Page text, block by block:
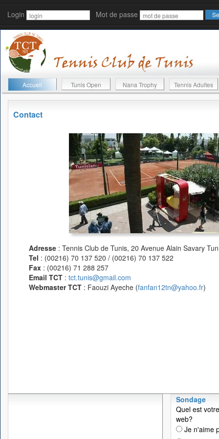
Login Mot de passe
Accueil Tunis Open Nana Trophy Tennis Adultes
Contact
Adresse : Tennis Club de Tunis, 20 Avenue Alain Savary
Tel : (00216) 70 137 520 / (00216) 70 137 522
Fax : (00216) 71 288 257
Email TCT : tct.tunis@gmail.com
Webmaster TCT : Faouzi Ayeche (fanfan12tn@yahoo.fr)
Sondage
Quel est
web?
Je n'aime